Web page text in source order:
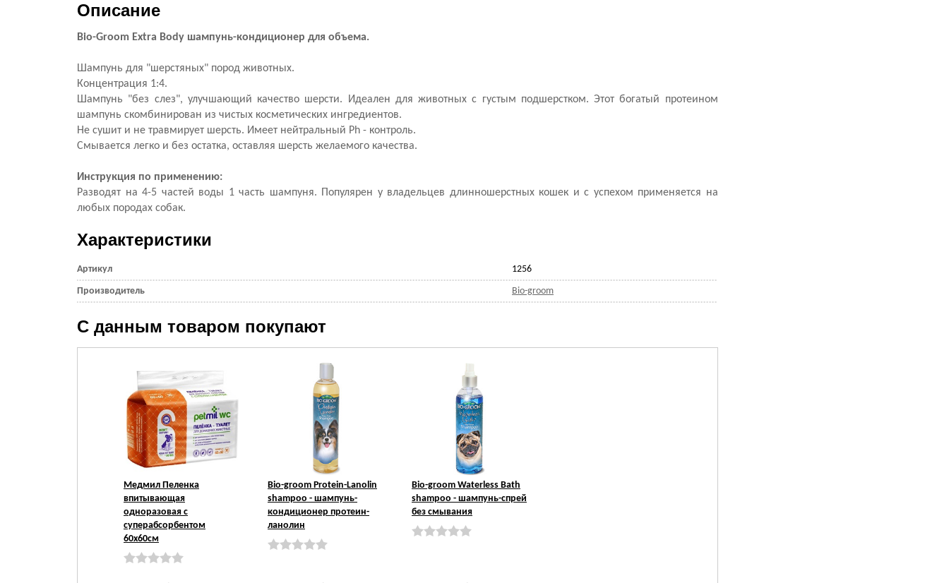
Описание
Bio-Groom Extra Body шампунь-кондиционер для объема.
Шампунь для "шерстяных" пород животных.
Концентрация 1:4.
Шампунь "без слез", улучшающий качество шерсти. Идеален для животных с густым подшерстком. Этот богатый протеином
шампунь скомбинирован из чистых косметических ингредиентов.
Не сушит и не травмирует шерсть. Имеет нейтральный Ph - контроль.
Смывается легко и без остатка, оставляя шерсть желаемого качества.
Инструкция по применению:
Разводят на 4-5 частей воды 1 часть шампуня. Популярен у владельцев длинношерстных кошек и с успехом применяется на
любых породах собак.
Характеристики
Артикул 1256
Производитель Bio-groom
С данным товаром покупают
Медмил Пеленка
впитывающая
одноразовая с
суперабсорбентом
60х60см
Bio-groom Protein-Lanolin
shampoo - шампунь-
кондиционер протеин-
ланолин
Bio-groom Waterless Bath
shampoo - шампунь-спрей
без смывания